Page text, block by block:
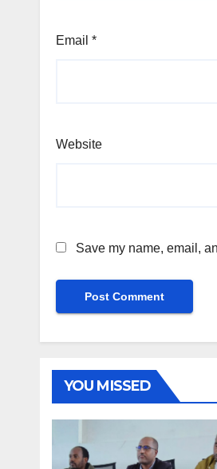
Email *
Website
Save my name, email,
YOU MISSED